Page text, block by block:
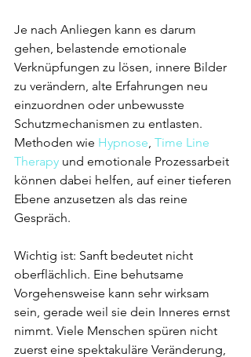
Je nach Anliegen kann es darum
gehen, belastende emotionale
Verknüpfungen zu lösen, innere Bilder
zu verändern, alte Erfahrungen neu
einzuordnen oder unbewusste
Schutzmechanismen zu entlasten.
Methoden wie Hypnose Time Line
Therapy und emotionale Prozessarbeit
können dabei helfen, auf einer tieferen
Ebene anzusetzen als das reine
Gespräch.
Wichtig ist: Sanft bedeutet nicht
oberflächlich. Eine behutsame
Vorgehensweise kann sehr wirksam
sein, gerade weil sie dein Inneres ernst
nimmt. Viele Menschen spüren nicht
zuerst eine spektakuläre Veränderung,